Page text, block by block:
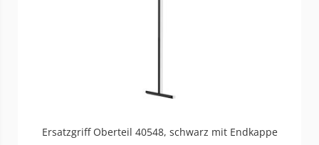
Ersatzgriff Oberteil 40548, schwarz mit Endkappe